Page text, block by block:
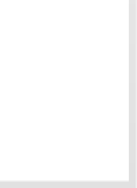
profiter de lasaisine par